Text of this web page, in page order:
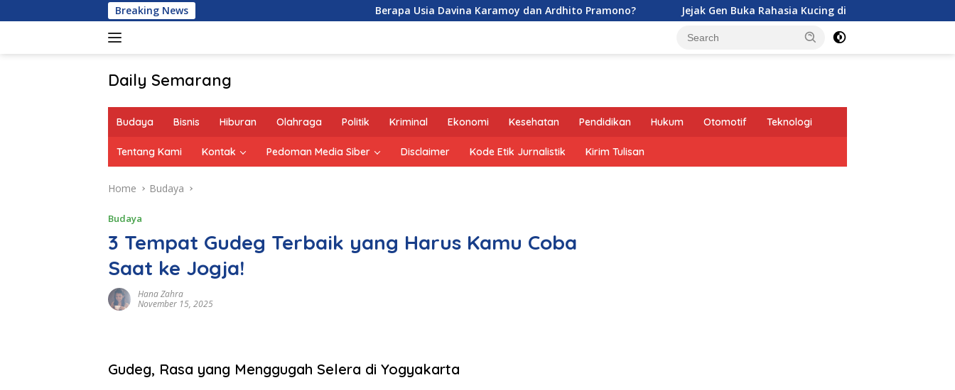
to
Breaking News Berapa Usia Davina Karamoy dan Ardhito Pramono? Jejak Gen Buka Rahasia Kucing di Eropa oleh Tentara Romawi
Daily Semarang
Hari
Informasi
Anda"
Budaya Bisnis Hiburan Olahraga Politik Kriminal Ekonomi Kesehatan Pendidikan Hukum Otomotif Teknologi
Tentang Kami Kontak Pedoman Media Siber Disclaimer Kode Etik Jurnalistik Kirim Tulisan
Home Budaya
Budaya
3 Tempat Gudeg Terbaik yang Harus Kamu Coba
Saat ke Jogja!
Hana Zahra
November 15, 2025
Gudeg, Rasa yang Menggugah Selera di Yogyakarta